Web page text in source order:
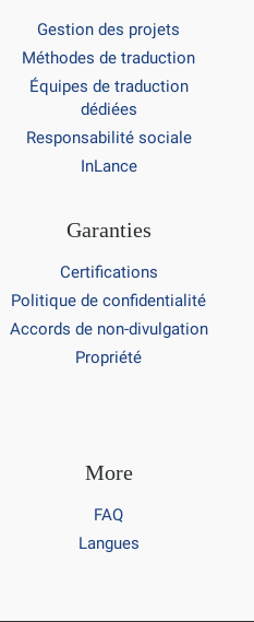
Gestion des projets
Méthodes de traduction
Équipes de traduction
dédiées
Responsabilité sociale
InLance
Garanties
Certifications
Politique de confidentialité
Accords de non-divulgation
Propriété
More
FAQ
Langues